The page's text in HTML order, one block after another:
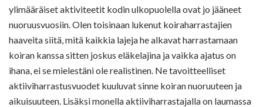
ylimääräiset aktiviteetit kodin ulkopuolella ovat jo jääneet
nuoruusvuosiin. Olen toisinaan lukenut koiraharrastajien
haaveita siitä, mitä kaikkia lajeja he alkavat harrastamaan
koiran kanssa sitten joskus eläkelajina ja vaikka ajatus on
ihana, ei se mielestäni ole realistinen. Ne tavoitteelliset
aktiiviharrastusvuodet kuuluvat sinne koiran nuoruuteen ja
aikuisuuteen. Lisäksi monella aktiiviharrastajalla on laumassa